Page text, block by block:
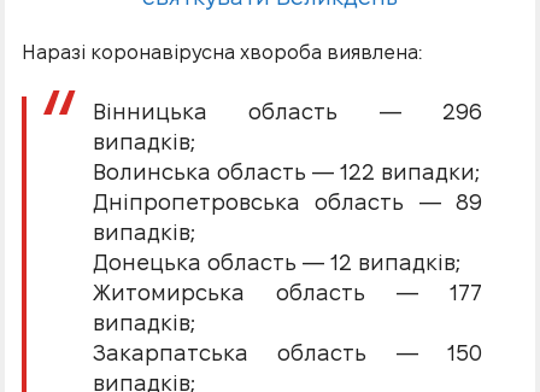
Наразі коронавірусна хвороба виявлена:
Вінницька область — 296
випадків;
Волинська область — 122 випадки;
Дніпропетровська область — 89
випадків;
Донецька область — 12 випадків;
Житомирська область — 177
випадків;
Закарпатська область — 150
випадків;